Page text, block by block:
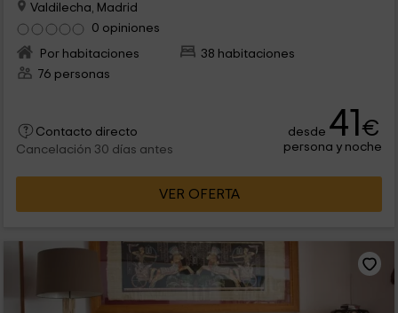
Valdilecha, Madrid
0 opiniones
Por habitaciones
38 habitaciones
76 personas
Contacto directo
Cancelación 30 días antes
desde 41€
persona y noche
VER OFERTA